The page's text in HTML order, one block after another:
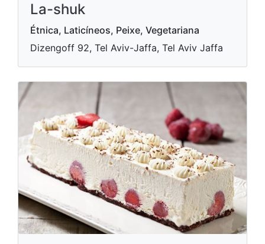
La-shuk
Étnica, Laticíneos, Peixe, Vegetariana
Dizengoff 92, Tel Aviv-Jaffa, Tel Aviv Jaffa